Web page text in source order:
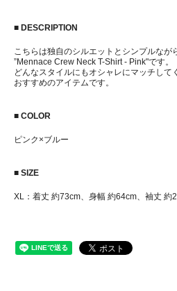
■ DESCRIPTION
こちらは独自のシルエットとシンプルなが
”Mennace Crew Neck T-Shirt - Pink"です。
どんなスタイルにもオシャレにマッチして
おすすめのアイテムです。
■ COLOR
ピンク×ブルー
■ SIZE
XL：着丈 約73cm、身幅 約64cm、袖丈 約